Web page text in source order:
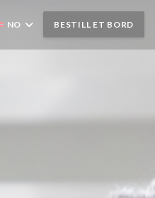
NO BESTILL ET BORD